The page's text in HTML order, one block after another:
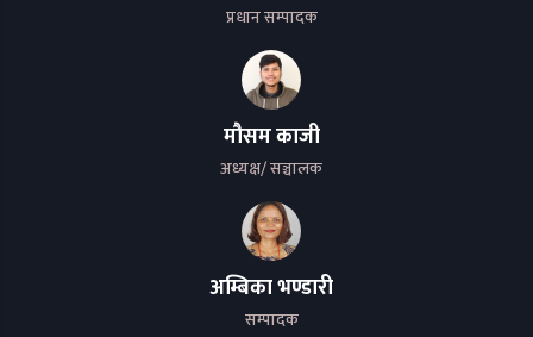
प्रधान सम्पादक
मौसम काजी
अध्यक्ष/ सञ्चालक
अम्बिका भण्डारी
सम्पादक